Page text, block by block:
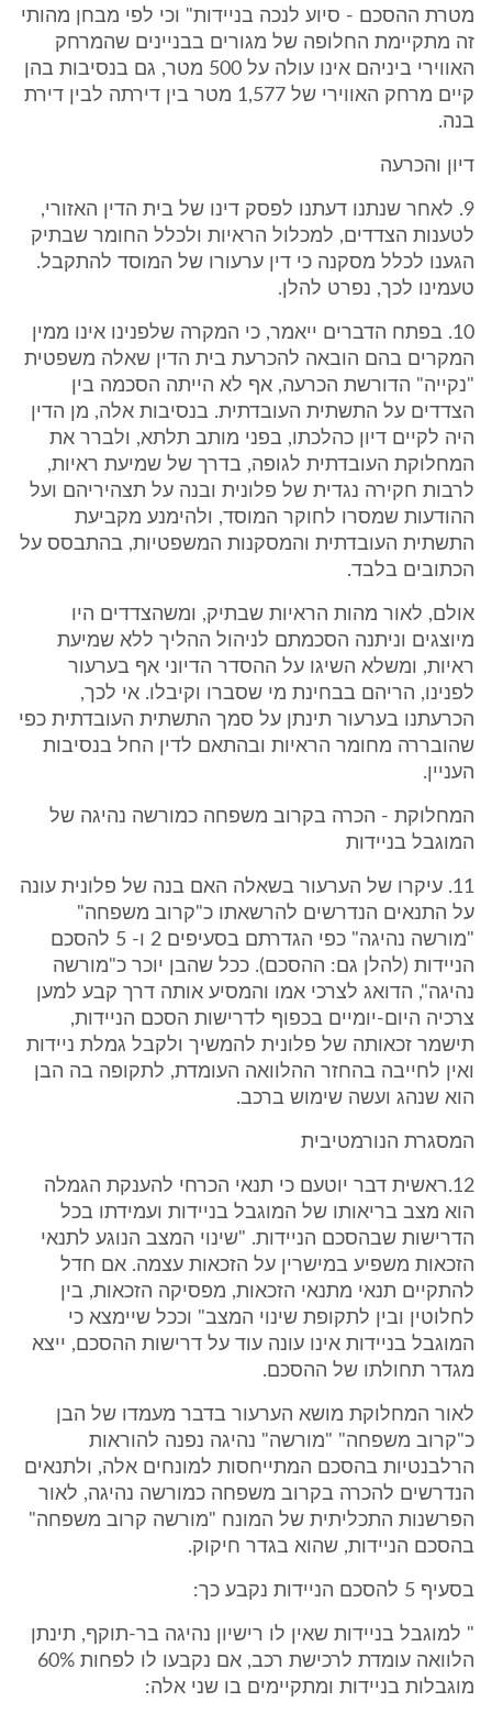
מטרת ההסכם - סיוע לנכה בניידות" וכי לפי מבחן מהותי
זה מתקיימת החלופה של מגורים בבניינים שהמרחק
האווירי ביניהם אינו עולה על 500 מטר, גם בנסיבות בהן
קיים מרחק האווירי של 1,577 מטר בין דירתה לבין דירת
בנה.
דיון והכרעה
9. לאחר שנתנו דעתנו לפסק דינו של בית הדין האזורי,
לטענות הצדדים, למכלול הראיות ולכלל החומר שבתיק
הגענו לכלל מסקנה כי דין ערעורו של המוסד להתקבל.
טעמינו לכך, נפרט להלן.
10. בפתח הדברים ייאמר, כי המקרה שלפנינו אינו ממין
המקרים בהם הובאה להכרעת בית הדין שאלה משפטית
"נקייה" הדורשת הכרעה, אף לא הייתה הסכמה בין
הצדדים על התשתית העובדתית. בנסיבות אלה, מן הדין
היה לקיים דיון כהלכתו, בפני מותב תלתא, ולברר את
המחלוקת העובדתית לגופה, בדרך של שמיעת ראיות,
לרבות חקירה נגדית של פלונית ובנה על תצהיריהם ועל
ההודעות שמסרו לחוקר המוסד, ולהימנע מקביעת
התשתית העובדתית והמסקנות המשפטיות, בהתבסס על
הכתובים בלבד.
אולם, לאור מהות הראיות שבתיק, ומשהצדדים היו
מיוצגים וניתנה הסכמתם לניהול ההליך ללא שמיעת
ראיות, ומשלא השיגו על ההסדר הדיוני אף בערעור
לפנינו, הריהם בבחינת מי שסברו וקיבלו. אי לכך,
הכרעתנו בערעור תינתן על סמך התשתית העובדתית כפי
שהובררה מחומר הראיות ובהתאם לדין החל בנסיבות
העניין.
המחלוקת - הכרה בקרוב משפחה כמורשה נהיגה של
המוגבל בניידות
11. עיקרו של הערעור בשאלה האם בנה של פלונית עונה
על התנאים הנדרשים להרשאתו כ"קרוב משפחה"
"מורשה נהיגה" כפי הגדרתם בסעיפים 2 ו- 5 להסכם
הניידות (להלן גם: ההסכם). ככל שהבן יוכר כ"מורשה
נהיגה", הדואג לצרכי אמו והמסיע אותה דרך קבע למען
צרכיה היום-יומיים בכפוף לדרישות הסכם הניידות,
תישמר זכאותה של פלונית להמשיך ולקבל גמלת ניידות
ואין לחייבה בהחזר ההלוואה העומדת, לתקופה בה הבן
הוא שנהג ועשה שימוש ברכב.
המסגרת הנורמטיבית
12.ראשית דבר יוטעם כי תנאי הכרחי להענקת הגמלה
הוא מצב בריאותו של המוגבל בניידות ועמידתו בכל
הדרישות שבהסכם הניידות. "שינוי המצב הנוגע לתנאי
הזכאות משפיע במישרין על הזכאות עצמה. אם חדל
להתקיים תנאי מתנאי הזכאות, מפסיקה הזכאות, בין
לחלוטין ובין לתקופת שינוי המצב" וככל שיימצא כי
המוגבל בניידות אינו עונה עוד על דרישות ההסכם, ייצא
מגדר תחולתו של ההסכם.
לאור המחלוקת מושא הערעור בדבר מעמדו של הבן
כ"קרוב משפחה" "מורשה" נהיגה נפנה להוראות
הרלבנטיות בהסכם המתייחסות למונחים אלה, ולתנאים
הנדרשים להכרה בקרוב משפחה כמורשה נהיגה, לאור
הפרשנות התכליתית של המונח "מורשה קרוב משפחה"
בהסכם הניידות, שהוא בגדר חיקוק.
בסעיף 5 להסכם הניידות נקבע כך:
" למוגבל בניידות שאין לו רישיון נהיגה בר-תוקף, תינתן
הלוואה עומדת לרכישת רכב, אם נקבעו לו לפחות 60%
מוגבלות בניידות ומתקיימים בו שני אלה: